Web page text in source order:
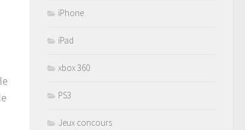
iPhone
iPad
xbox 360
PS3
Jeux concours